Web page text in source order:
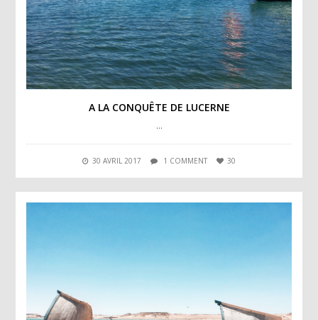
A LA CONQUÊTE DE LUCERNE
…
30 AVRIL 2017 1 COMMENT 30